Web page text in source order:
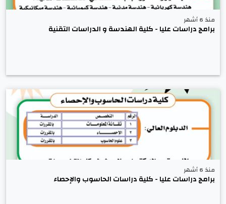
منذ 6 أشهر
برامج دراسات عليا - كلية الهندسة و الدراسات التقنية
منذ 6 أشهر
برامج دراسات عليا - كلية دراسات الحاسوب والإحصاء